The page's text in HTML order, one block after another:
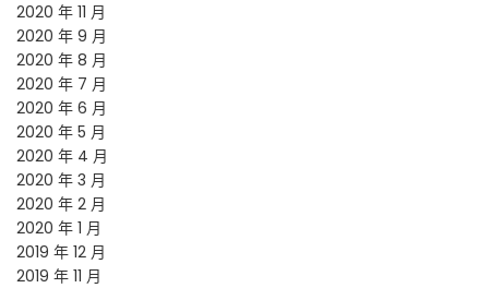
2020 年 11 月
2020 年 9 月
2020 年 8 月
2020 年 7 月
2020 年 6 月
2020 年 5 月
2020 年 4 月
2020 年 3 月
2020 年 2 月
2020 年 1 月
2019 年 12 月
2019 年 11 月